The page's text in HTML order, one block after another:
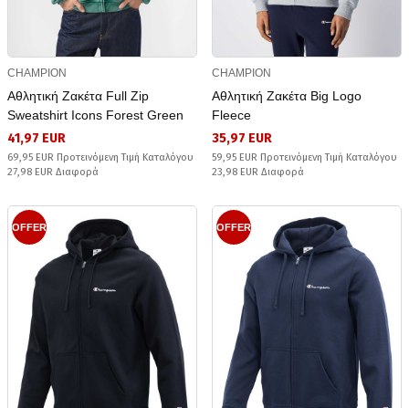
CHAMPION
Αθλητική Ζακέτα Full Zip
Sweatshirt Icons Forest Green
41,97 EUR
69,95 EUR Προτεινόμενη Τιμή Καταλόγου
27,98 EUR Διαφορά
CHAMPION
Αθλητική Ζακέτα Big Logo
Fleece
35,97 EUR
59,95 EUR Προτεινόμενη Τιμή Καταλόγου
23,98 EUR Διαφορά
OFFER OFFER